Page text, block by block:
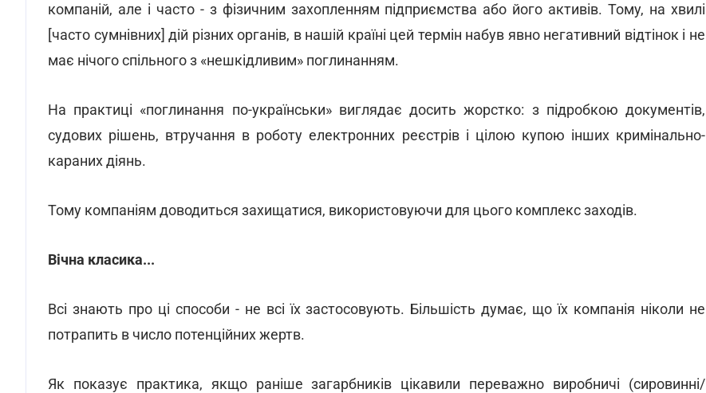
компаній, але і часто - з фізичним захопленням підприємства або його активів. Тому, на хвилі
[часто сумнівних] дій різних органів, в нашій країні цей термін набув явно негативний відтінок і не
має нічого спільного з «нешкідливим» поглинанням.
На практиці «поглинання по-українськи» виглядає досить жорстко: з підробкою документів,
судових рішень, втручання в роботу електронних реєстрів і цілою купою інших кримінально-
караних діянь.
Тому компаніям доводиться захищатися, використовуючи для цього комплекс заходів.
Вічна класика...
Всі знають про ці способи - не всі їх застосовують. Більшість думає, що їх компанія ніколи не
потрапить в число потенційних жертв.
Як показує практика, якщо раніше загарбників цікавили переважно виробничі (сировинні/